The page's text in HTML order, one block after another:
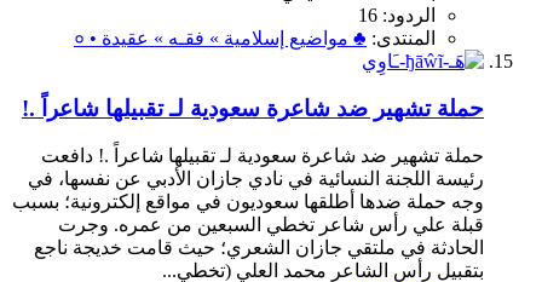
الردود: 16
المنتدى: ♣ مواضيع إسلامية » فقـه » عقيدة • ०
حملة تشهير ضد شاعرة سعودية لـ تقبيلها شاعراً .!
حملة تشهير ضد شاعرة سعودية لـ تقبيلها شاعراً .! دافعت
رئيسة اللجنة النسائية في نادي جازان الأدبي عن نفسها، في
وجه حملة ضدها أطلقها سعوديون في مواقع إلكترونية؛ بسبب
قبلة علي رأس شاعر تخطي السبعين من عمره. وجرت
الحادثة في ملتقي جازان الشعري؛ حيث قامت خديجة ناجع
بتقبيل رأس الشاعر محمد العلي (تخطي...